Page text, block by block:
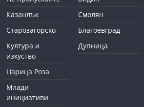
Казанлък
Старозагорско
Култура и
изкуство
Царица Роза
Млади
инициативи
Смолян
Благоевград
Дупница